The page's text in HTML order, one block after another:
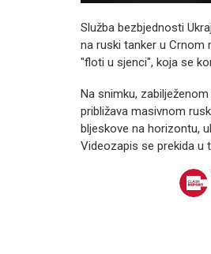
Služba bezbjednosti
na ruski tanker u Crnom
"floti u sjenci", koja se
Na snimku,
približava masivnom
bljeskove na horizontu,
Videozapis se prekida u